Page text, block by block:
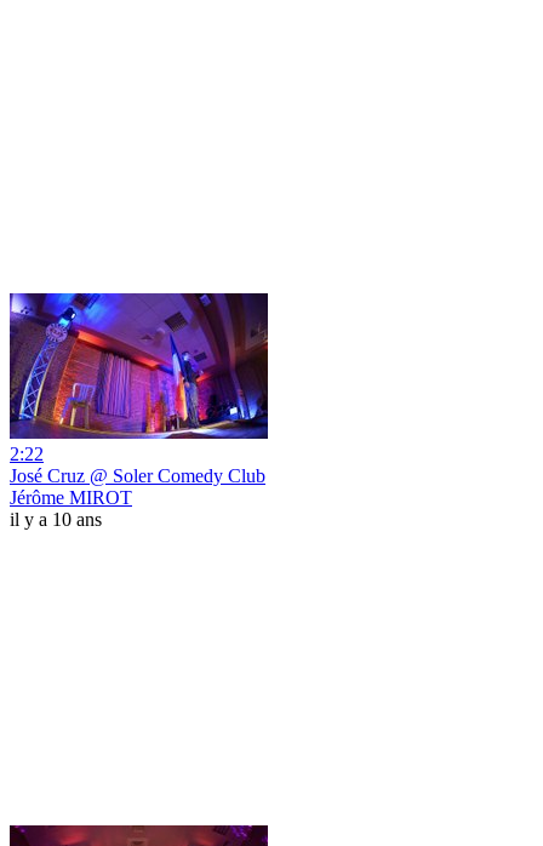
2:22
José Cruz @ Soler Comedy Club
Jérôme MIROT
il y a 10 ans